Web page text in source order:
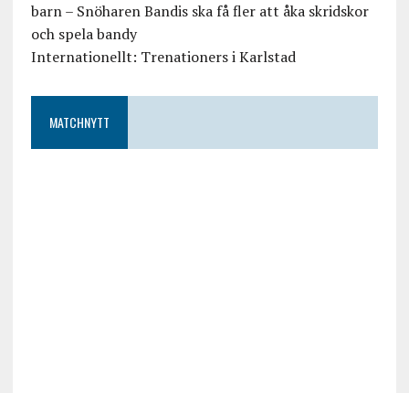
barn – Snöharen Bandis ska få fler att åka skridskor
och spela bandy
Internationellt: Trenationers i Karlstad
MATCHNYTT